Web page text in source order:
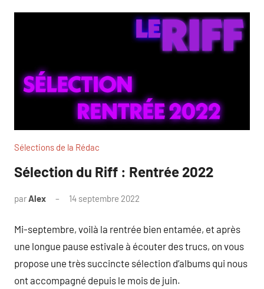
Sélections de la Rédac
Sélection du Riff : Rentrée 2022
parAlex 14 septembre 2022
Mi-septembre, voilà la rentrée bien entamée, et après
une longue pause estivale à écouter des trucs, on vous
propose une très succincte sélection d’albums qui nous
ont accompagné depuis le mois de juin.